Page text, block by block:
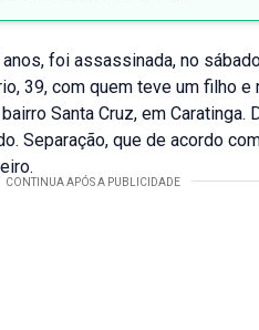
foi assassinada, no
39, com quem teve um filho e
Santa Cruz, em Caratinga.
Separação, que de acordo